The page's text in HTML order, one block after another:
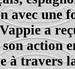
avec une
a
action
à travers